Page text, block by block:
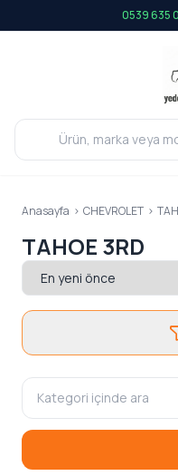
0539 635
Anasayfa > CHEVROLET >
TAHOE 3RD